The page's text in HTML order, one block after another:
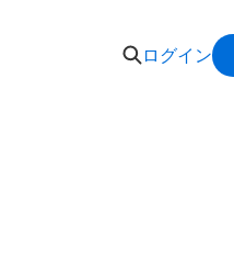
ログイン